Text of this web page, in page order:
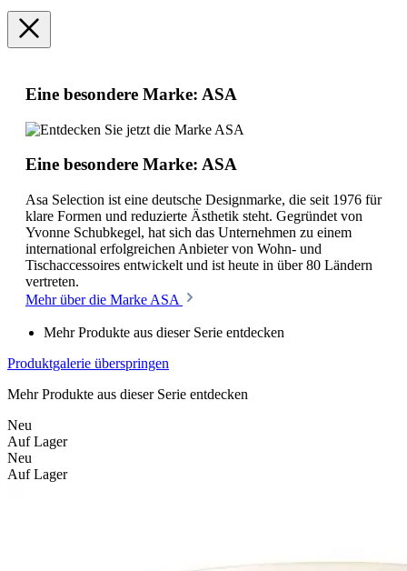
Eine besondere Marke: ASA
Eine besondere Marke: ASA
Asa Selection ist eine deutsche Designmarke, die seit 1976 für
klare Formen und reduzierte Ästhetik steht. Gegründet von
Yvonne Schubkegel, hat sich das Unternehmen zu einem
international erfolgreichen Anbieter von Wohn- und
Tischaccessoires entwickelt und ist heute in über 80 Ländern
vertreten.
Mehr über die Marke ASA
Mehr Produkte aus dieser Serie entdecken
Produktgalerie überspringen
Mehr Produkte aus dieser Serie entdecken
Neu
Auf Lager
Neu
Auf Lager